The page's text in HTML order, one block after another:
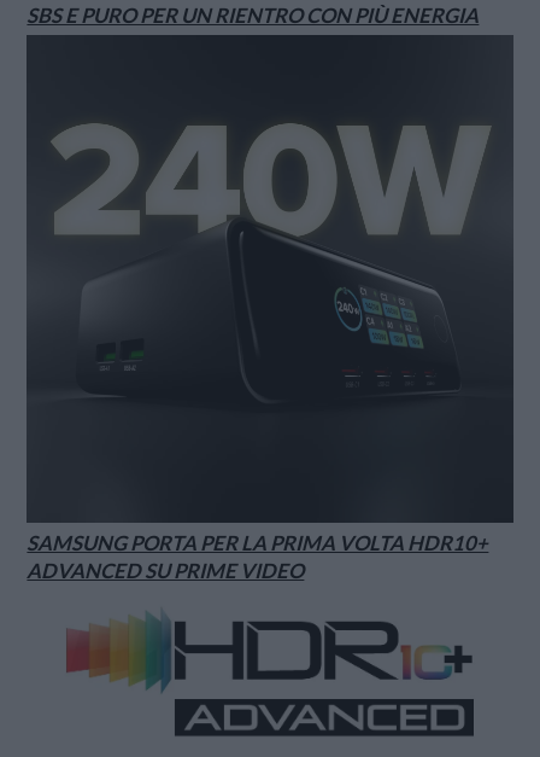
SBS E PURO PER UN RIENTRO CON PIÙ ENERGIA
SAMSUNG PORTA PER LA PRIMA VOLTA HDR10+
ADVANCED SU PRIME VIDEO